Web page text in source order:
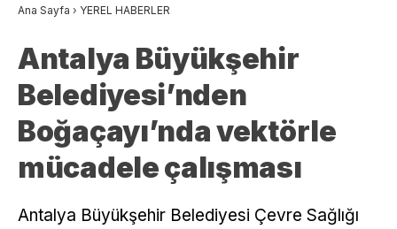
Ana Sayfa › YEREL HABERLER
Antalya Büyükşehir
Belediyesi’nden
Boğaçayı’nda vektörle
mücadele çalışması
Antalya Büyükşehir Belediyesi Çevre Sağlığı